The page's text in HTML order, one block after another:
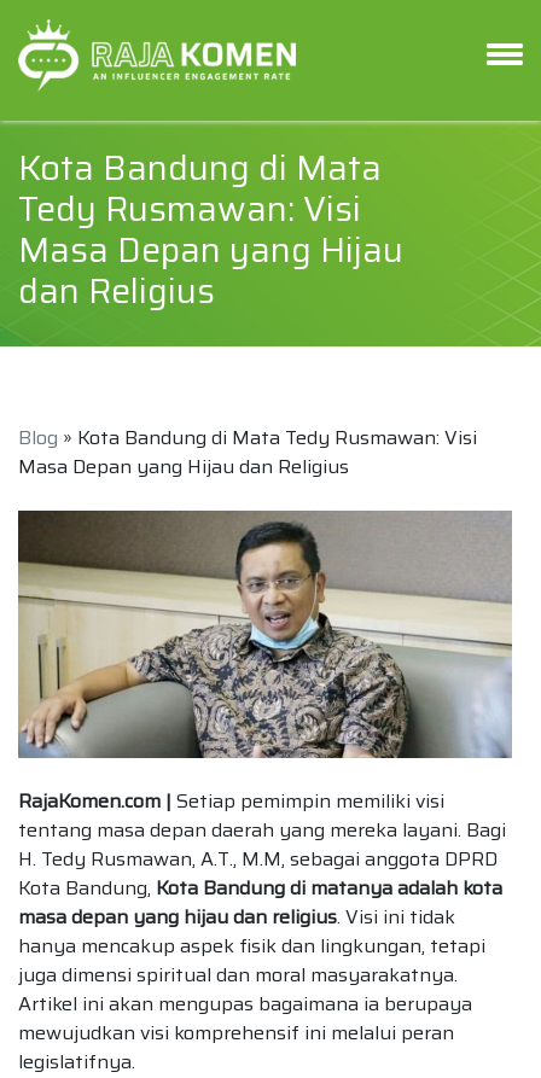
Kota Bandung di Mata
Tedy Rusmawan: Visi
Masa Depan yang Hijau
dan Religius
Blog » Kota Bandung di Mata Tedy Rusmawan: Visi
Masa Depan yang Hijau dan Religius
RajaKomen.com | Setiap pemimpin memiliki visi
tentang masa depan daerah yang mereka layani. Bagi
H. Tedy Rusmawan, A.T., M.M, sebagai anggota DPRD
Kota Bandung, Kota Bandung di matanya adalah kota
masa depan yang hijau dan religius. Visi ini tidak
hanya mencakup aspek fisik dan lingkungan, tetapi
juga dimensi spiritual dan moral masyarakatnya.
Artikel ini akan mengupas bagaimana ia berupaya
mewujudkan visi komprehensif ini melalui peran
legislatifnya.